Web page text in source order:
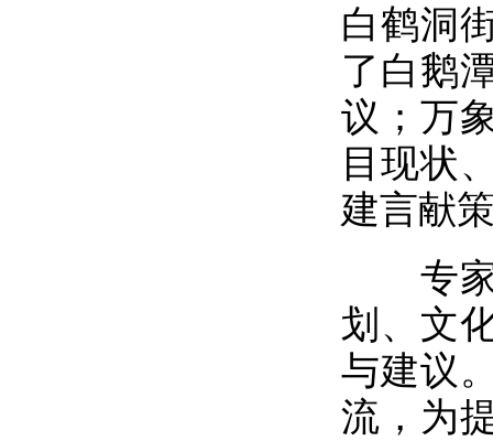
白鹤洞
了白鹅
议；万
目现状
建言献
专家
划、文
与建议
流，为